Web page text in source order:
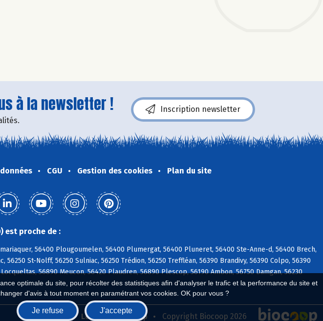
optimale du site, pour récolter des statistiques afin d'analyser le trafic et la performance du site et
d'avis à tout moment en paramétrant vos cookies. OK pour vous ?
Je refuse J'accepte
à la newsletter ! Inscription newsletter
CGU Gestion des cookies Plan du site
est proche de :
56400 Plougoumelen, 56400 Plumergat, 56400 Pluneret, 56400 Ste-Anne-d, 56400 Brech,
56250 St-Nolff, 56250 Sulniac, 56250 Trédion, 56250 Treffléan, 56390 Brandivy, 56390 Colpo, 56390
56890 Meucon, 56420 Plaudren, 56890 Plescop, 56190 Ambon, 56750 Damgan, 56230
Biocoop.fr Le réseau Biocoop Copyright Biocoop 2026